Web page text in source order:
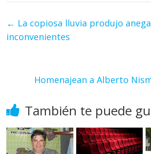
← La copiosa lluvia produjo
inconvenientes
Homenajean a Alberto
También te puede